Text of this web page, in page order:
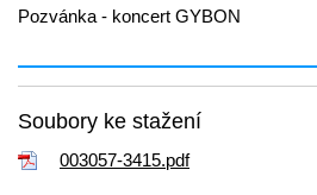
Pozvánka - koncert GYBON
Soubory ke stažení
003057-3415.pdf